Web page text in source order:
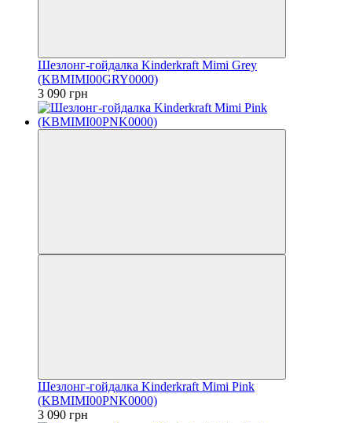
Шезлонг-гойдалка Kinderkraft Mimi Grey
(KBMIMI00GRY0000)
3 090 грн
Шезлонг-гойдалка Kinderkraft Mimi Pink
(KBMIMI00PNK0000)
3 090 грн